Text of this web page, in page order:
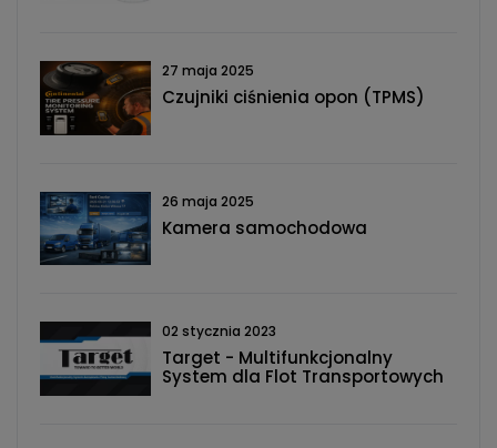
27 maja 2025
Czujniki ciśnienia opon (TPMS)
26 maja 2025
Kamera samochodowa
02 stycznia 2023
Target - Multifunkcjonalny
System dla Flot Transportowych